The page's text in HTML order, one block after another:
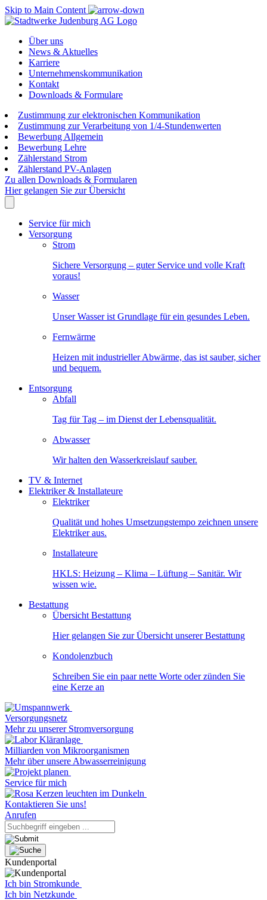
Skip to Main Content
Über uns
News & Aktuelles
Karriere
Unternehmenskommunikation
Kontakt
Downloads & Formulare
Zustimmung zur elektronischen Kommunikation
Zustimmung zur Verarbeitung von 1/4-Stundenwerten
Bewerbung Allgemein
Bewerbung Lehre
Zählerstand Strom
Zählerstand PV-Anlagen
Zu allen Downloads & Formularen
Hier gelangen Sie zur Übersicht
Service für mich
Versorgung
Strom
Sichere Versorgung – guter Service und volle Kraft
voraus!
Wasser
Unser Wasser ist Grundlage für ein gesundes Leben.
Fernwärme
Heizen mit industrieller Abwärme, das ist sauber, sicher
und bequem.
Entsorgung
Abfall
Tag für Tag – im Dienst der Lebensqualität.
Abwasser
Wir halten den Wasserkreislauf sauber.
TV & Internet
Elektriker & Installateure
Elektriker
Qualität und hohes Umsetzungstempo zeichnen unsere
Elektriker aus.
Installateure
HKLS: Heizung – Klima – Lüftung – Sanitär. Wir
wissen wie.
Bestattung
Übersicht Bestattung
Hier gelangen Sie zur Übersicht unserer Bestattung
Kondolenzbuch
Schreiben Sie ein paar nette Worte oder zünden Sie
eine Kerze an
Versorgungsnetz
Mehr zu unserer Stromversorgung
Milliarden von Mikroorganismen
Mehr über unsere Abwasserreinigung
Service für mich
Kontaktieren Sie uns!
Anrufen
Kundenportal
Ich bin Stromkunde
Ich bin Netzkunde